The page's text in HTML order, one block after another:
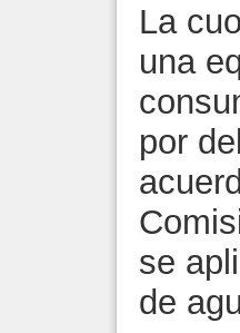
La
una
por
se
de